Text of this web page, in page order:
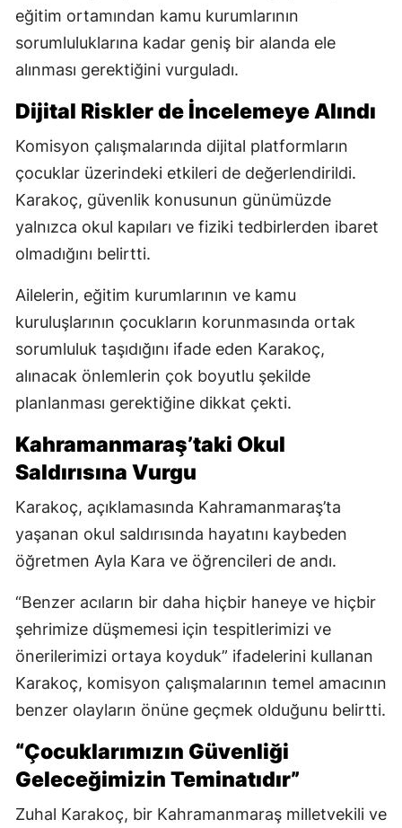
eğitim ortamından kamu kurumlarının
sorumluluklarına kadar geniş bir alanda ele
alınması gerektiğini vurguladı.
Dijital Riskler de İncelemeye Alındı
Komisyon çalışmalarında dijital platformların
çocuklar üzerindeki etkileri de değerlendirildi.
Karakoç, güvenlik konusunun günümüzde
yalnızca okul kapıları ve fiziki tedbirlerden ibaret
olmadığını belirtti.
Ailelerin, eğitim kurumlarının ve kamu
kuruluşlarının çocukların korunmasında ortak
sorumluluk taşıdığını ifade eden Karakoç,
alınacak önlemlerin çok boyutlu şekilde
planlanması gerektiğine dikkat çekti.
Kahramanmaraş’taki Okul
Saldırısına Vurgu
Karakoç, açıklamasında Kahramanmaraş’ta
yaşanan okul saldırısında hayatını kaybeden
öğretmen Ayla Kara ve öğrencileri de andı.
“Benzer acıların bir daha hiçbir haneye ve hiçbir
şehrimize düşmemesi için tespitlerimizi ve
önerilerimizi ortaya koyduk” ifadelerini kullanan
Karakoç, komisyon çalışmalarının temel amacının
benzer olayların önüne geçmek olduğunu belirtti.
“Çocuklarımızın Güvenliği
Geleceğimizin Teminatıdır”
Zuhal Karakoç, bir Kahramanmaraş milletvekili ve